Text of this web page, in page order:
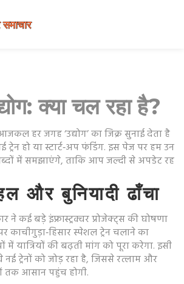
क्या चल रहा है?
हर जगह ‘उद्योग’ का जिक्र सुनाई देता है
हो या स्टार्ट‑अप फंडिंग. इस पेज पर हम उन
में समझाएंगे, ताकि आप जल्दी से अपडेट रह
और बुनियादी ढाँचा
ने कई बड़े इंफ्रास्ट्रक्चर प्रोजेक्ट्स की घोषणा
काचीगुड़ा‑हिसार स्पेशल ट्रेन चलाने का
यात्रियों की बढ़ती मांग को पूरा करेगा. इसी
ट्रेनों को जोड़ रहा है, जिससे रत्लाम और
तक आसान पहुंच होगी.